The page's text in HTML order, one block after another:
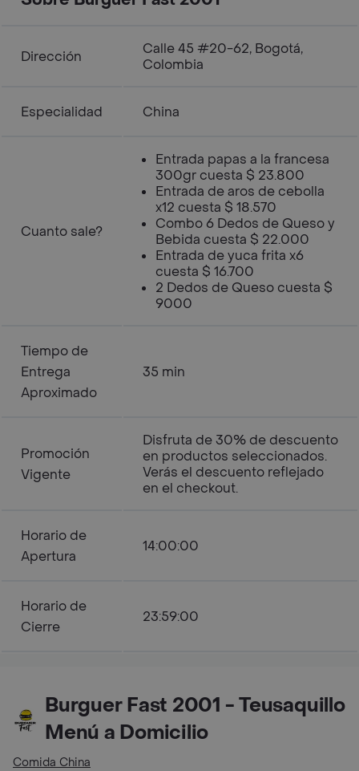
Dirección
Calle 45 #20-62, Bogotá,
Colombia
Especialidad China
Cuanto sale?
Entrada papas a la francesa
300gr cuesta $ 23.800
Entrada de aros de cebolla
x12 cuesta $ 18.570
Combo 6 Dedos de Queso y
Bebida cuesta $ 22.000
Entrada de yuca frita x6
cuesta $ 16.700
2 Dedos de Queso cuesta $
9000
Tiempo de
Entrega
Aproximado
35 min
Promoción
Vigente
Disfruta de 30% de descuento
en productos seleccionados.
Verás el descuento reflejado
en el checkout.
Horario de
Apertura
14:00:00
Horario de
Cierre
23:59:00
Burguer Fast 2001 - Teusaquillo
Menú a Domicilio
Comida China